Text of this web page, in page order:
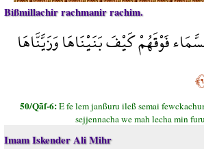
Bißmillachir rachmanir rachim.
فَوْقَهُمْ كَيْفَ بَنَيْنَاهَا وَزَيَّنَّاهَا
50/Qāf-6:E fe lem janßuru ileß semai
sejjennacha we mah lecha min
Imam Iskender Ali Mihr